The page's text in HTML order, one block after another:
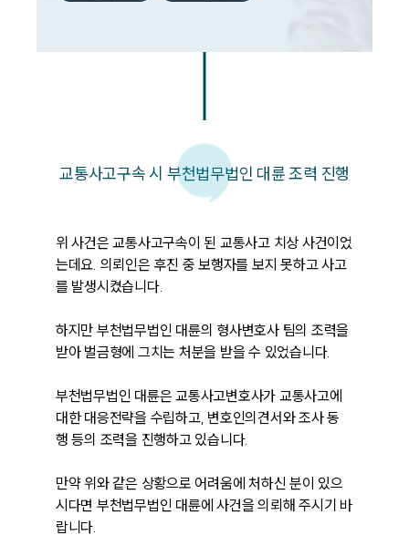
교통사고구속 시 부천법무법인 대륜 조력 진행
위 사건은 교통사고구속이 된 교통사고 치상 사건이었
는데요. 의뢰인은 후진 중 보행자를 보지 못하고 사고
를 발생시켰습니다.
하지만 부천법무법인 대륜의 형사변호사 팀의 조력을
받아 벌금형에 그치는 처분을 받을 수 있었습니다.
부천법무법인 대륜은 교통사고변호사가 교통사고에
대한 대응전략을 수립하고, 변호인의견서와 조사 동
행 등의 조력을 진행하고 있습니다.
만약 위와 같은 상황으로 어려움에 처하신 분이 있으
시다면 부천법무법인 대륜에 사건을 의뢰해 주시기 바
랍니다.